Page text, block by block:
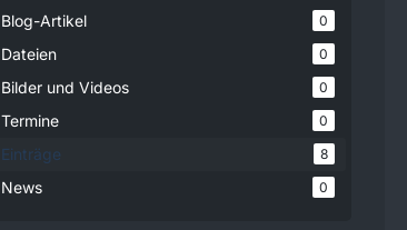
Blog-Artikel 0
Dateien 0
Bilder und Videos 0
Termine 0
Einträge 8
News 0